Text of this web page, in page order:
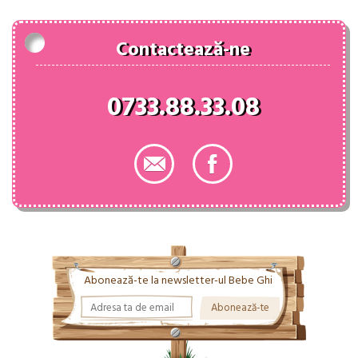
Contactează-ne
0733.88.33.08
Abonează-te la newsletter-ul Bebe Ghi